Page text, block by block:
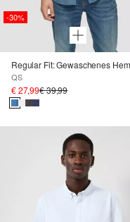
-30%
QS
€ 27,99€ 39,99